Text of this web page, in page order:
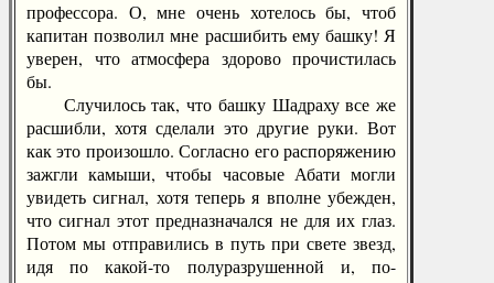
профессора. О, мне очень хотелось бы, чтоб
капитан позволил мне расшибить ему башку! Я
уверен, что атмосфера здорово прочистилась
бы.
Случилось так, что башку Шадраху все же
расшибли, хотя сделали это другие руки. Вот
как это произошло. Согласно его распоряжению
зажгли камыши, чтобы часовые Абати могли
увидеть сигнал, хотя теперь я вполне убежден,
что сигнал этот предназначался не для их глаз.
Потом мы отправились в путь при свете звезд,
идя по какой-то полуразрушенной и, по-